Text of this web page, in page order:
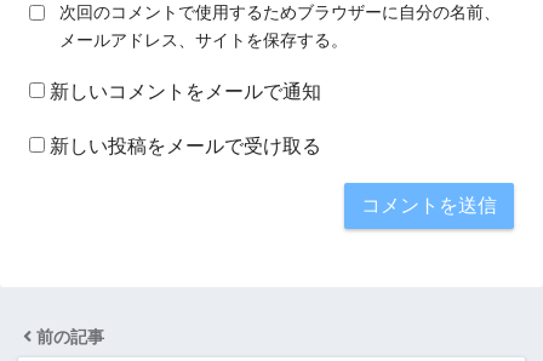
次回のコメントで使用するためブラウザーに自分の名前、
メールアドレス、サイトを保存する。
新しいコメントをメールで通知
新しい投稿をメールで受け取る
前の記事